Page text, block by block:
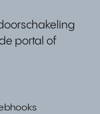
portal of